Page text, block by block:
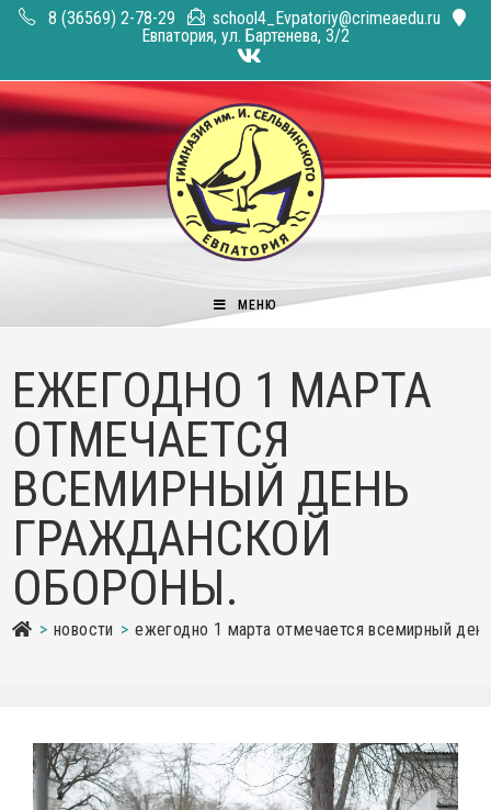
Перейти
8 (36569) 2-78-29
school4_Evpatoriy@crimeaedu.ru
Евпатория, ул. Бартенева, 3/2
МЕНЮ
ЕЖЕГОДНО 1 МАРТА
ОТМЕЧАЕТСЯ
ВСЕМИРНЫЙ ДЕНЬ
ГРАЖДАНСКОЙ
ОБОРОНЫ.
> новости > ежегодно 1 марта отмечается всемирный